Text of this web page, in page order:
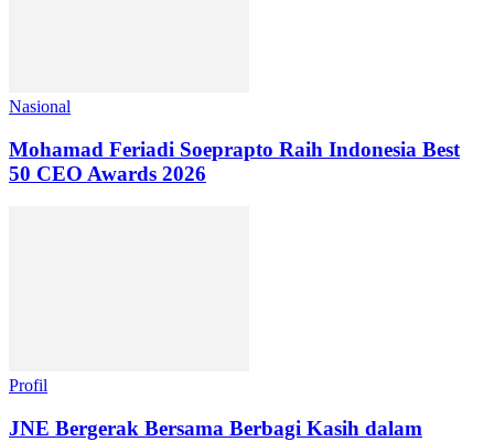
Nasional
Mohamad Feriadi Soeprapto Raih Indonesia Best
50 CEO Awards 2026
Profil
JNE Bergerak Bersama Berbagi Kasih dalam